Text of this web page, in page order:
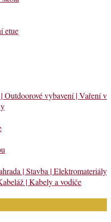
etue
Outdoorové vybavení | Vaření v
| Stavba | Elektromateriály
| Kabely a vodiče